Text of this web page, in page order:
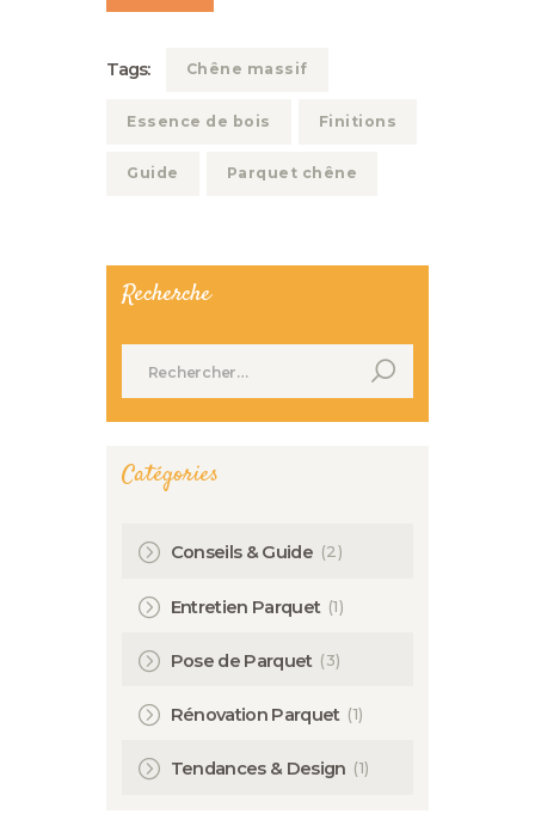
Tags: Chêne massif
Essence de bois Finitions
Guide Parquet chêne
Recherche
Catégories
Conseils & Guide (2)
Entretien Parquet (1)
Pose de Parquet (3)
Rénovation Parquet (1)
Tendances & Design (1)